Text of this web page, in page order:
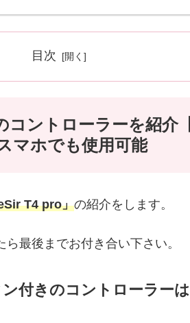
目次
ントローラーを紹介
マホでも使用可能
T4 pro」の紹介をします。
最後までお付き合い下さい。
付きのコントローラー